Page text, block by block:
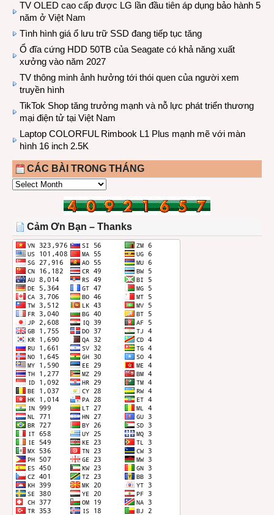
TV OLED cao cấp được LG lần đầu tiên áp dụng bảo hành 5
năm ở Việt Nam
Tình hình giá ổ lưu trữ SSD đang tiếp tục tăng
Ổ đĩa cứng HDD 50TB của Seagate có khả năng xuất
xưởng vào năm 2027
TV thông minh ảnh hưởng tới thói quen của người xem
truyền hình
TikTok Shop tăng trưởng mạnh và nỗ lực phát triển thương
mại điện tử tại Việt Nam
Laptop COLORFUL Rimbook L1 Plus mạnh mẽ với màn
hình 16 inch 2.5K
CÁC BÀI TRONG THÁNG
CÁC
THÁNG
Cảm Ơn Bạn – Thanks